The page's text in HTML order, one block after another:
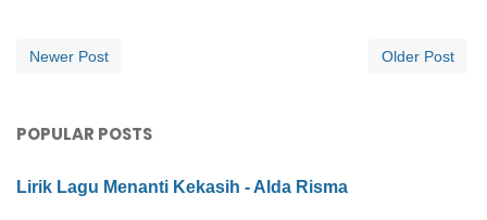
Newer Post Older Post
POPULAR POSTS
Lirik Lagu Menanti Kekasih - Alda Risma